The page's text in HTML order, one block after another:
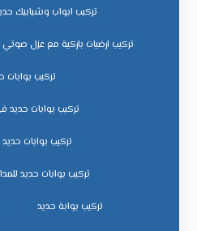
تركيب ابواب وشبابيك
تركيب ارضيات باركية مع عزل صوتي
تركيب بوابات
تركيب بوابات حديد
تركيب بوابات
تركيب بوابات حديد
تركيب بوابة حديد